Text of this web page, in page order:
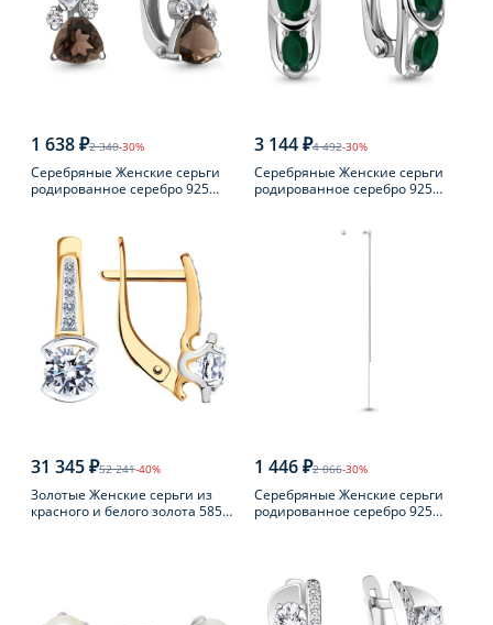
1 638 ₽2 340-30%
Серебряные Женские серьги
родированное серебро 925
3 144 ₽4 492-30%
Серебряные Женские серьги
родированное серебро 925
31 345 ₽52 241-40%
Золотые Женские серьги из
красного и белого золота 585
1 446 ₽2 066-30%
Серебряные Женские серьги
родированное серебро 925